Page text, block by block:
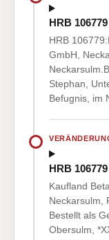
HRB 106779
HRB
GmbH,
Stephan,
Befugnis, im
HRB 106779
Kaufland
Neckarsulm,
Bestellt als
Obersulm,